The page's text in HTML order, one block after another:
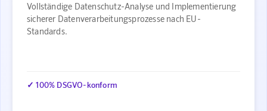
Vollständige Datenschutz-Analyse und Implementierung
sicherer Datenverarbeitungsprozesse nach EU-
Standards.
✓ 100% DSGVO-konform